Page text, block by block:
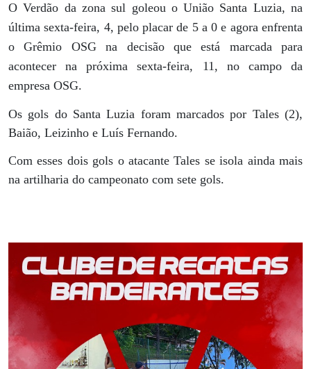
O Verdão da zona sul goleou o União Santa Luzia, na
última sexta-feira, 4, pelo placar de 5 a 0 e agora enfrenta
o Grêmio OSG na decisão que está marcada para
acontecer na próxima sexta-feira, 11, no campo da
empresa OSG.
Os gols do Santa Luzia foram marcados por Tales (2),
Baião, Leizinho e Luís Fernando.
Com esses dois gols o atacante Tales se isola ainda mais
na artilharia do campeonato com sete gols.